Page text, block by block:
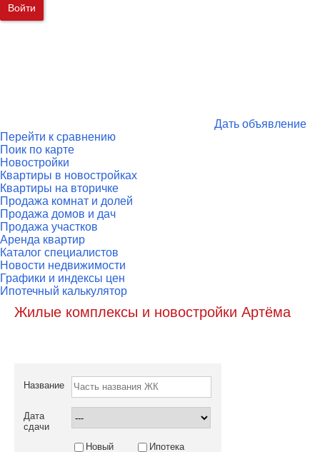
Войти
Дать объявление
Перейти к сравнению
Поик по карте
Новостройки
Квартиры в новостройках
Квартиры на вторичке
Продажа комнат и долей
Продажа домов и дач
Продажа участков
Аренда квартир
Каталог специалистов
Новости недвижимости
Графики и индексы цен
Ипотечный калькулятор
Жилые комплексы и новостройки Артёма
Название
Дата
сдачи
Новый
Ипотека